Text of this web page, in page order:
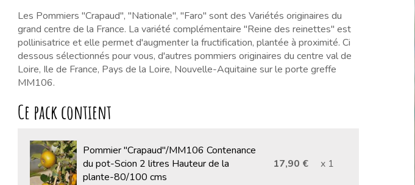
Les Pommiers "Crapaud", "Nationale", "Faro" sont des Variétés originaires du
grand centre de la France. La variété complémentaire "Reine des reinettes" est
pollinisatrice et elle permet d'augmenter la fructification, plantée à proximité. Ci
dessous sélectionnés pour vous, d'autres pommiers originaires du centre val de
Loire, Ile de France, Pays de la Loire, Nouvelle-Aquitaine sur le porte greffe
MM106.
Ce pack contient
Pommier "Crapaud"/MM106 Contenance
du pot-Scion 2 litres Hauteur de la
plante-80/100 cms
17,90 € x 1